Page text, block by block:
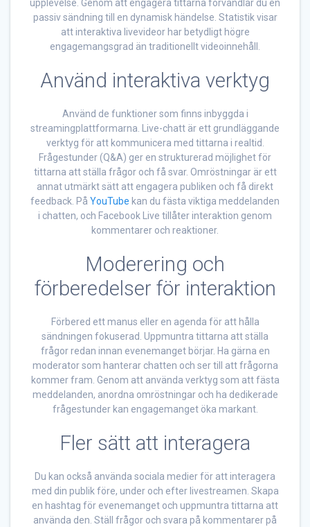
upplevelse. Genom att engagera tittarna förvandlar du en
passiv sändning till en dynamisk händelse. Statistik visar
att interaktiva livevideor har betydligt högre
engagemangsgrad än traditionellt videoinnehåll.
Använd interaktiva verktyg
Använd de funktioner som finns inbyggda i
streamingplattformarna. Live-chatt är ett grundläggande
verktyg för att kommunicera med tittarna i realtid.
Frågestunder (Q&A) ger en strukturerad möjlighet för
tittarna att ställa frågor och få svar. Omröstningar är ett
annat utmärkt sätt att engagera publiken och få direkt
feedback. På YouTube kan du fästa viktiga meddelanden
i chatten, och Facebook Live tillåter interaktion genom
kommentarer och reaktioner.
Moderering och
förberedelser för interaktion
Förbered ett manus eller en agenda för att hålla
sändningen fokuserad. Uppmuntra tittarna att ställa
frågor redan innan evenemanget börjar. Ha gärna en
moderator som hanterar chatten och ser till att frågorna
kommer fram. Genom att använda verktyg som att fästa
meddelanden, anordna omröstningar och ha dedikerade
frågestunder kan engagemanget öka markant.
Fler sätt att interagera
Du kan också använda sociala medier för att interagera
med din publik före, under och efter livestreamen. Skapa
en hashtag för evenemanget och uppmuntra tittarna att
använda den. Ställ frågor och svara på kommentarer på